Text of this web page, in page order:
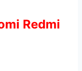
Redmi